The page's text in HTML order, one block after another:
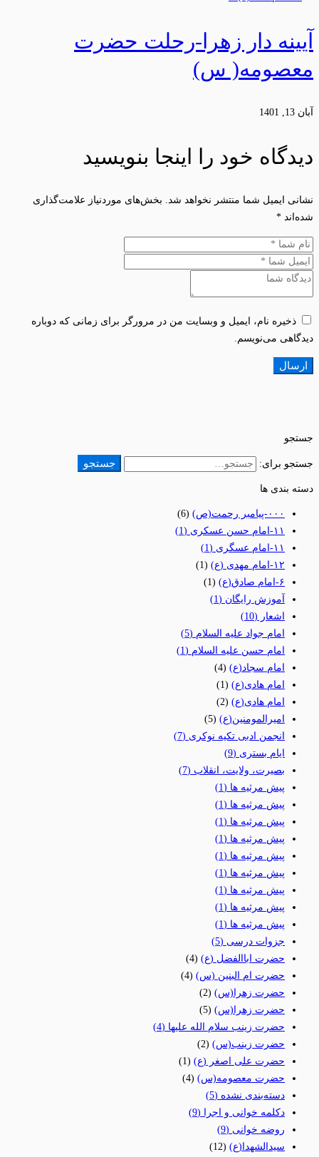
آیینه دار زهرا-رحلت حضرت
معصومه( س)
آبان 13, 1401
دیدگاه خود را اینجا بنویسید
نشانی ایمیل شما منتشر نخواهد شد.
بخش‌های موردنیاز علامت‌گذاری
شده‌اند *
ذخیره نام، ایمیل و وبسایت من در مرورگر برای زمانی که دوباره
دیدگاهی می‌نویسم.
جستجو
جستجو برای: جستجو
دسته بندی ها
٠٠٠-پیامبر رحمت(ص)
(6)
١١-امام حسن عسکری
(1)
١١-امام عسگری
(1)
١٢-امام مهدی (ع)
(1)
۶-امام صادق(ع)
(1)
آموزش رایگان (1)
اشعار (10)
امام جواد علیه السلام (5)
امام حسن علیه السلام (1)
امام سجاد(ع) (4)
امام هادی(ع) (1)
امام هادی(ع) (2)
امیرالمومنین(ع) (5)
انجمن ادبی تکیه نوکری (7)
ایام بستری (9)
بصیرت، ولایت، انقلاب (7)
پیش مرثیه ها (1)
پیش مرثیه ها (1)
پیش مرثیه ها (1)
پیش مرثیه ها (1)
پیش مرثیه ها (1)
پیش مرثیه ها (1)
پیش مرثیه ها (1)
پیش مرثیه ها (1)
پیش مرثیه ها (1)
جزوات درسی (5)
حضرت اباالفضل (ع) (4)
حضرت ام البنین (س) (4)
حضرت زهرا(س) (2)
حضرت زهرا(س) (5)
حضرت زینب سلام الله علیها (4)
حضرت زینب(س) (2)
حضرت علی اصغر (ع) (1)
حضرت معصومه(س) (4)
دسته‌بندی نشده (5)
دکلمه خوانی و اجرا (9)
روضه خوانی (9)
سیدالشهدا(ع) (12)